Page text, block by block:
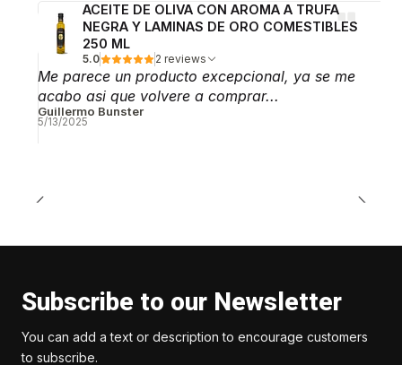
ACEITE DE OLIVA CON AROMA A TRUFA
NEGRA Y LAMINAS DE ORO COMESTIBLES
250 ML
5.0 2 reviews
Me parece un producto excepcional, ya se me
acabo asi que volvere a comprar...
Guillermo Bunster
5/13/2025
Subscribe to our Newsletter
You can add a text or description to encourage customers
to subscribe.